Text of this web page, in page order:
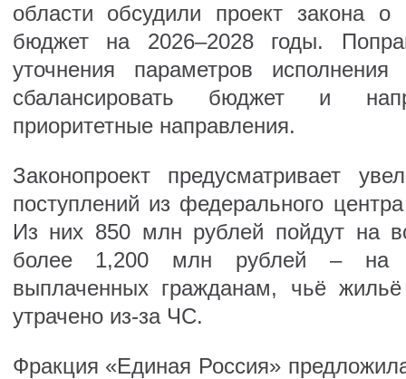
области обсудили проект закона
бюджет на 2026–2028 годы.
уточнения параметров
сбалансировать бюджет и
приоритетные направления.
Законопроект предусматривает
поступлений из федерального
Из них 850 млн рублей пойдут на
более 1,200 млн рублей – на
выплаченных гражданам, чьё
утрачено из-за ЧС.
Фракция «Единая Россия»